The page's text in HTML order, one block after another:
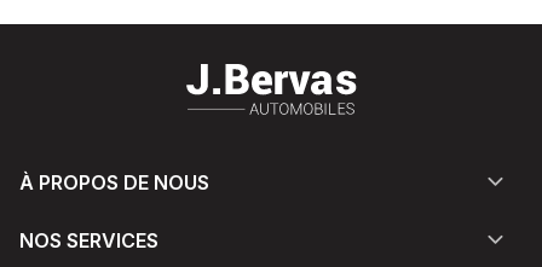
À PROPOS DE NOUS
NOS SERVICES